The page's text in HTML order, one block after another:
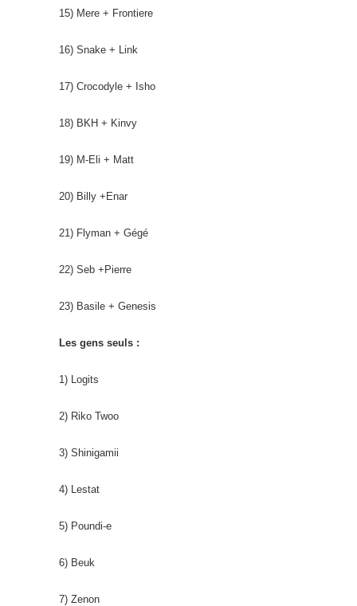
15) Mere + Frontiere
16) Snake + Link
17) Crocodyle + Isho
18) BKH + Kinvy
19) M-Eli + Matt
20) Billy +Enar
21) Flyman + Gégé
22) Seb +Pierre
23) Basile + Genesis
Les gens seuls :
1) Logits
2) Riko Twoo
3) Shinigamii
4) Lestat
5) Poundi-e
6) Beuk
7) Zenon